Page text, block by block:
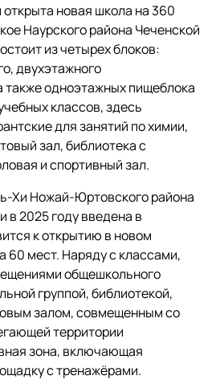
новая школа на 360
Наурского района Чеченской
из четырех блоков:
двухэтажного
также одноэтажных пищеблока
классов, здесь
для занятий по химии,
зал, библиотека с
и спортивный зал.
Хи Ножай-Юртовского района
в 2025 году введена в
к открытию в новом
60 мест. Наряду с классами,
общешкольного
группой, библиотекой,
залом, совмещенным со
территории
зона, включающая
с тренажёрами.